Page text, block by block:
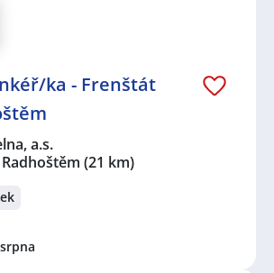
ka - Frenštát
a.s.
(21 km)